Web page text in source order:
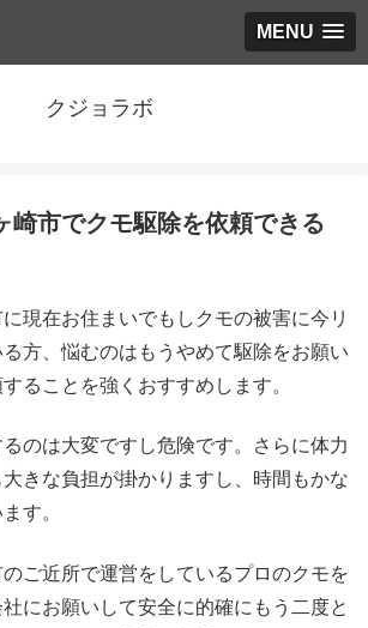
MENU
クジョラボ
崎市でクモ駆除を依頼できる
現在お住まいでもしクモの被害に今リ
方、悩むのはもうやめて駆除をお願い
ることを強くおすすめします。
のは大変ですし危険です。さらに体力
きな負担が掛かりますし、時間もかな
す。
ご近所で運営をしているプロのクモを
にお願いして安全に的確にもう二度と